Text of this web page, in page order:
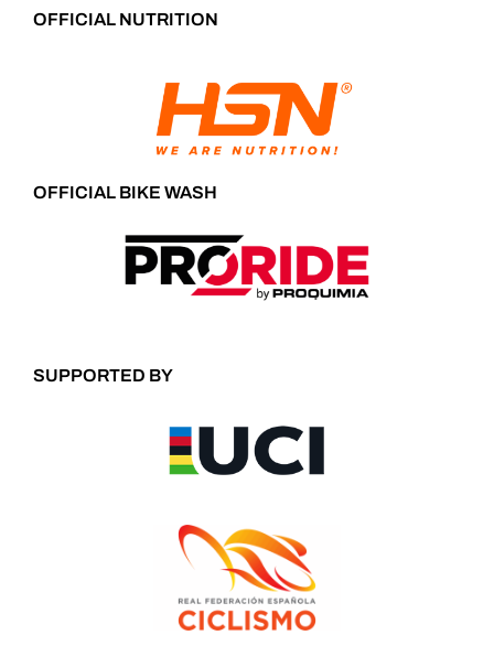
OFFICIAL NUTRITION
OFFICIAL BIKE WASH
SUPPORTED BY